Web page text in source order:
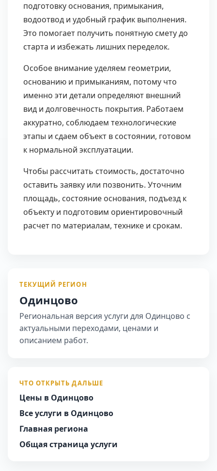
подготовку основания, примыкания,
водоотвод и удобный график выполнения.
Это помогает получить понятную смету до
старта и избежать лишних переделок.
Особое внимание уделяем геометрии,
основанию и примыканиям, потому что
именно эти детали определяют внешний
вид и долговечность покрытия. Работаем
аккуратно, соблюдаем технологические
этапы и сдаем объект в состоянии, готовом
к нормальной эксплуатации.
Чтобы рассчитать стоимость, достаточно
оставить заявку или позвонить. Уточним
площадь, состояние основания, подъезд к
объекту и подготовим ориентировочный
расчет по материалам, технике и срокам.
ТЕКУЩИЙ РЕГИОН
Одинцово
Региональная версия услуги для Одинцово с
актуальными переходами, ценами и
описанием работ.
ЧТО ОТКРЫТЬ ДАЛЬШЕ
Цены в Одинцово
Все услуги в Одинцово
Главная региона
Общая страница услуги